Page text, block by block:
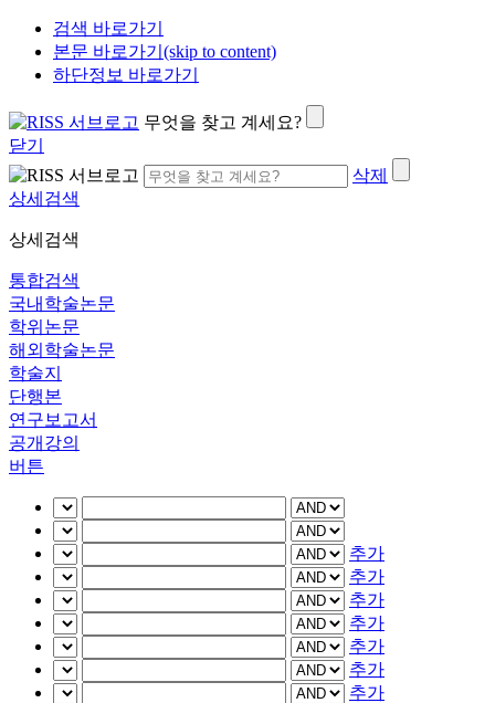
검색 바로가기
본문 바로가기(skip to content)
하단정보 바로가기
무엇을 찾고 계세요?
닫기
삭제
상세검색
상세검색
통합검색
국내학술논문
학위논문
해외학술논문
학술지
단행본
연구보고서
공개강의
버튼
추가
추가
추가
추가
추가
추가
추가